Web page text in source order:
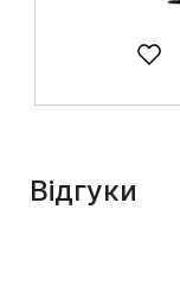
Відгуки